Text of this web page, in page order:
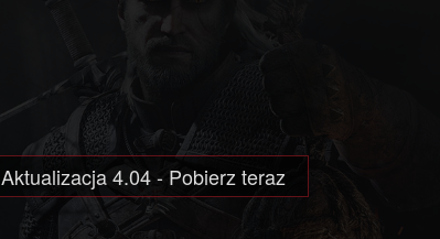
Aktualizacja 4.04 - Pobierz teraz